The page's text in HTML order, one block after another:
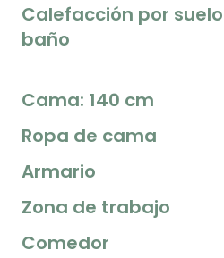
Calefacción por
baño
Cama: 140 cm
Ropa de cama
Armario
Zona de trabajo
Comedor